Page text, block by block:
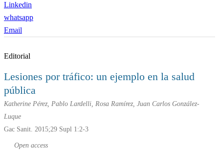
Linkedin
whatsapp
Email
Editorial
Lesiones por tráfico: un ejemplo en la salud
pública
Katherine Pérez, Pablo Lardelli, Rosa Ramírez, Juan Carlos González-
Luque
Gac Sanit. 2015;29 Supl 1:2-3
Open access